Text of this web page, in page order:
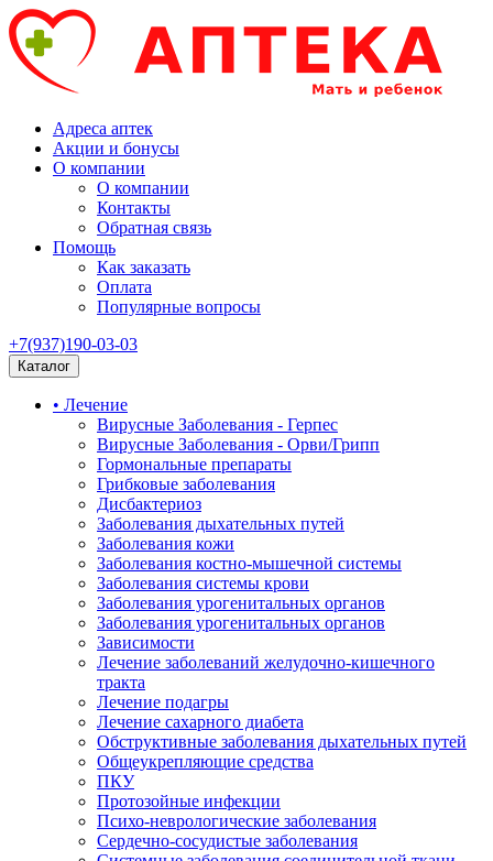
Адреса аптек
Акции и бонусы
О компании
О компании
Контакты
Обратная связь
Помощь
Как заказать
Оплата
Популярные вопросы
+7(937)190-03-03
Каталог
• Лечение
Вирусные Заболевания - Герпес
Вирусные Заболевания - Орви/Грипп
Гормональные препараты
Грибковые заболевания
Дисбактериоз
Заболевания дыхательных путей
Заболевания кожи
Заболевания костно-мышечной системы
Заболевания системы крови
Заболевания урогенитальных органов
Заболевания урогенитальных органов
Зависимости
Лечение заболеваний желудочно-кишечного
тракта
Лечение подагры
Лечение сахарного диабета
Обструктивные заболевания дыхательных путей
Общеукрепляющие средства
ПКУ
Протозойные инфекции
Психо-неврологические заболевания
Сердечно-сосудистые заболевания